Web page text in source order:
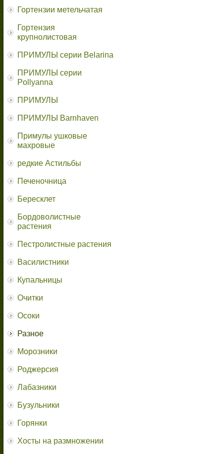
Гортензии метельчатая
Гортензия
крупнолистовая
ПРИМУЛЫ серии Belarina
ПРИМУЛЫ серии
Pollyanna
ПРИМУЛЫ
ПРИМУЛЫ Barnhaven
Примулы ушковые
махровые
редкие Астильбы
Печеночница
Бересклет
Бордоволистные
растения
Пестролистные растения
Василистники
Купальницы
Очитки
Осоки
Разное
Морозники
Роджерсия
Лабазники
Бузульники
Горянки
Хосты на размножении